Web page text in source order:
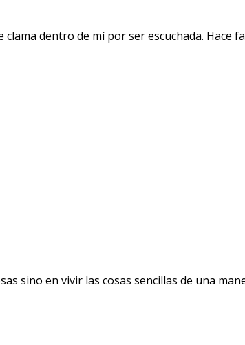
dentro de mí por ser escuchada. Hace
sino en vivir las cosas sencillas de una